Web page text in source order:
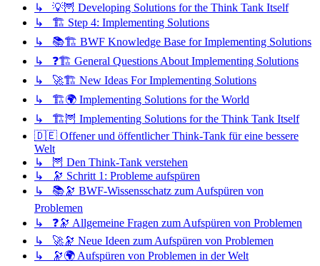
↳ 💡🦉 Developing Solutions for the Think Tank Itself
↳ 🏗️ Step 4: Implementing Solutions
↳ 📚🏗️ BWF Knowledge Base for Implementing Solutions
↳ ❓🏗️ General Questions About Implementing Solutions
↳ 🚀🏗️ New Ideas For Implementing Solutions
↳ 🏗️🌍 Implementing Solutions for the World
↳ 🏗️🦉 Implementing Solutions for the Think Tank Itself
🇩🇪 Offener und öffentlicher Think-Tank für eine bessere
Welt
↳ 🦉 Den Think-Tank verstehen
↳ 🔭 Schritt 1: Probleme aufspüren
↳ 📚🔭 BWF-Wissensschatz zum Aufspüren von
Problemen
↳ ❓🔭 Allgemeine Fragen zum Aufspüren von Problemen
↳ 🚀🔭 Neue Ideen zum Aufspüren von Problemen
↳ 🔭🌍 Aufspüren von Problemen in der Welt